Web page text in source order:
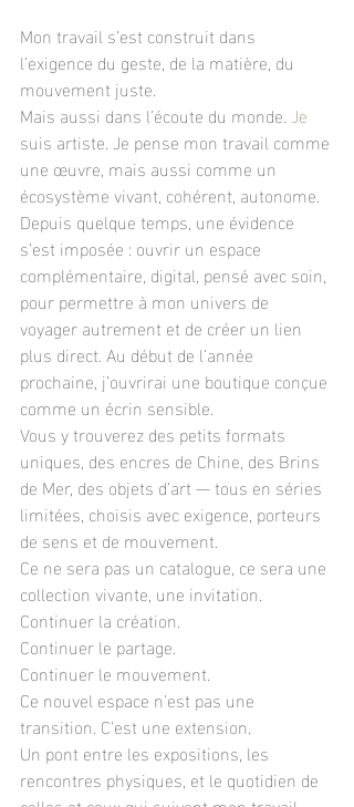
Mon travail s’est construit dans
l’exigence du geste, de la matière, du
mouvement juste.
Mais aussi dans l’écoute du monde. Je
suis artiste. Je pense mon travail comme
une œuvre, mais aussi comme un
écosystème vivant, cohérent, autonome.
Depuis quelque temps, une évidence
s’est imposée : ouvrir un espace
complémentaire, digital, pensé avec soin,
pour permettre à mon univers de
voyager autrement et de créer un lien
plus direct. Au début de l’année
prochaine, j’ouvrirai une boutique conçue
comme un écrin sensible.
Vous y trouverez des petits formats
uniques, des encres de Chine, des Brins
de Mer, des objets d’art — tous en séries
limitées, choisis avec exigence, porteurs
de sens et de mouvement.
Ce ne sera pas un catalogue, ce sera une
collection vivante, une invitation.
Continuer la création.
Continuer le partage.
Continuer le mouvement.
Ce nouvel espace n’est pas une
transition. C’est une extension.
Un pont entre les expositions, les
rencontres physiques, et le quotidien de